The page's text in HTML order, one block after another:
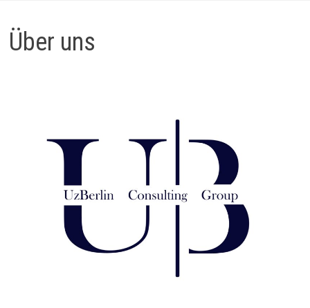
Über uns